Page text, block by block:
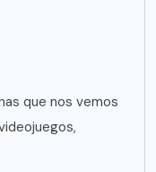
que nos vemos